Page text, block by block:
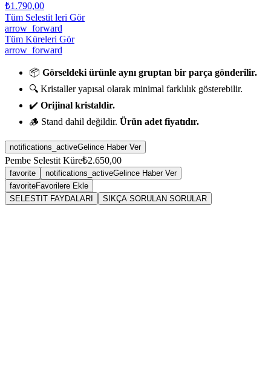
₺1.790,00
Tüm Selestit leri Gör
arrow_forward
Tüm Küreleri Gör
arrow_forward
📦 Görseldeki ürünle aynı gruptan bir parça gönderilir.
🔍 Kristaller yapısal olarak minimal farklılık gösterebilir.
✔️ Orijinal kristaldir.
🪵 Stand dahil değildir. Ürün adet fiyatıdır.
notifications_activeGelince Haber Ver
Pembe Selestit Küre₺2.650,00
favorite notifications_activeGelince Haber Ver
favoriteFavorilere Ekle
SELESTIT FAYDALARI
SIKÇA SORULAN SORULAR